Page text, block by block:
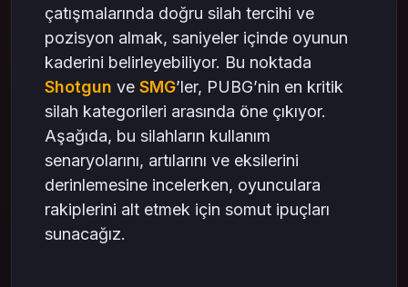
çatışmalarında doğru silah tercihi ve
pozisyon almak, saniyeler içinde oyunun
kaderini belirleyebiliyor. Bu noktada
Shotgun ve SMG’ler, PUBG’nin en kritik
silah kategorileri arasında öne çıkıyor.
Aşağıda, bu silahların kullanım
senaryolarını, artılarını ve eksilerini
derinlemesine incelerken, oyunculara
rakiplerini alt etmek için somut ipuçları
sunacağız.